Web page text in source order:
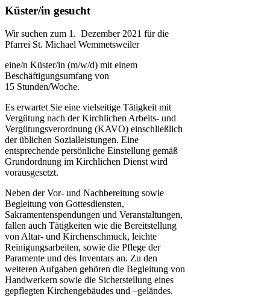
Küster/in gesucht
Wir suchen zum 1. Dezember 2021 für die
Pfarrei St. Michael Wemmetsweiler
eine/n Küster/in (m/w/d) mit einem
Beschäftigungsumfang von
15 Stunden/Woche.
Es erwartet Sie eine vielseitige Tätigkeit mit
Vergütung nach der Kirchlichen Arbeits- und
Vergütungsverordnung (KAVO) einschließlich
der üblichen Sozialleistungen. Eine
entsprechende persönliche Einstellung gemäß
Grundordnung im Kirchlichen Dienst wird
vorausgesetzt.
Neben der Vor- und Nachbereitung sowie
Begleitung von Gottesdiensten,
Sakramentenspendungen und Veranstaltungen,
fallen auch Tätigkeiten wie die Bereitstellung
von Altar- und Kirchenschmuck, leichte
Reinigungsarbeiten, sowie die Pflege der
Paramente und des Inventars an. Zu den
weiteren Aufgaben gehören die Begleitung von
Handwerkern sowie die Sicherstellung eines
gepflegten Kirchengebäudes und –geländes.